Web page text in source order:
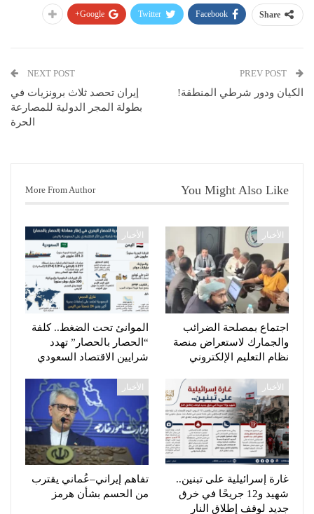
Share
Facebook
Twitter
Google+
الكيان ودور شرطي المنطقة!
NEXT POST
إيران تحصد ثلاث برونزيات في
بطولة المجر الدولية للمصارعة
الحرة
You Might Also Like
More From Author
الأخبار
اجتماع بمصلحة الضرائب
والجمارك لاستعراض منصة
نظام التعليم الإلكتروني
الأخبار
الموانئ تحت الضغط.. كلفة
“الحصار بالحصار” تهدد
شرايين الاقتصاد السعودي
الأخبار
غارة إسرائيلية على تبنين..
شهيد و12 جريحًا في خرق
جديد لوقف إطلاق النار
الأخبار
تفاهم إيراني–عُماني يقترب
من الحسم بشأن هرمز